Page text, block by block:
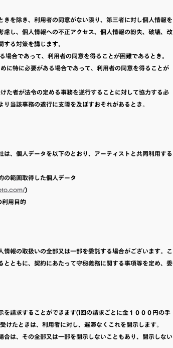
を除き、利用者の同意がない限り、第三者に対し個人情報を
し、個人情報への不正アクセス、個人情報の紛失、破壊、改
る対策を講じます。
場合であって、利用者の同意を得ることが困難であるとき。
に特に必要がある場合であって、利用者の同意を得ることが
た者が法令の定める事務を遂行することに対して協力する必
当該事務の遂行に支障を及ぼすおそれがあるとき。
、個人データを以下のとおり、アーティストと共同利用する
の範囲取得した個人データ
)
利用目的
報の取扱いの全部又は一部を委託する場合がございます。こ
ともに、契約にあたって守秘義務に関する事項等を定め、委
請求することができます(1回の請求ごとに金１０００円の手
たときは、利用者に対し、遅滞なくこれを開示します。
は、その全部又は一部を開示しないこともあり、開示しない